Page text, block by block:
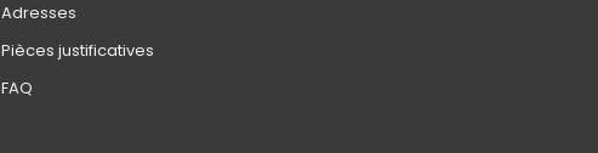
Adresses
Pièces justificatives
FAQ